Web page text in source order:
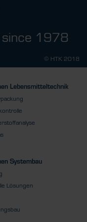
since 1978
© HTK 2018
Lebensmitteltechnik
Systembau
Lösungen